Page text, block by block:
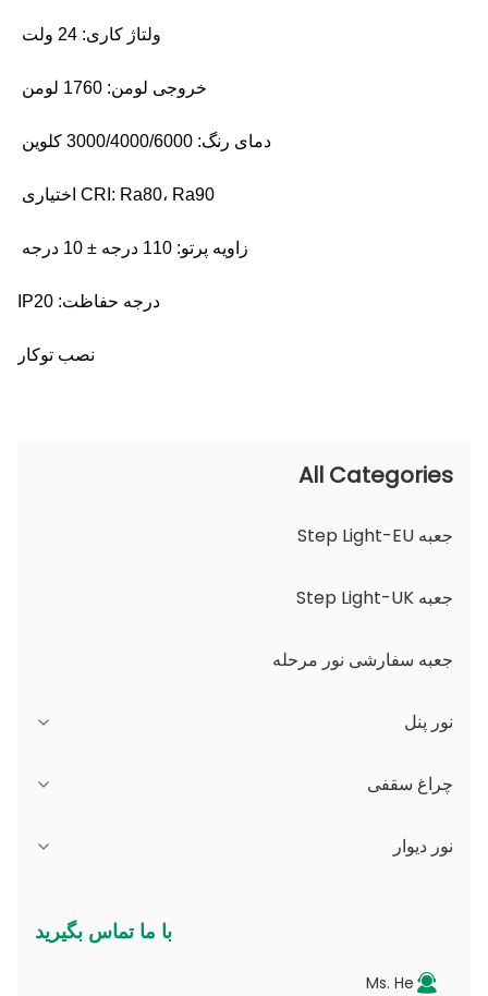
ولتاژ کاری: 24 ولت
خروجی لومن: 1760 لومن
دمای رنگ: 3000/4000/6000 کلوین
CRI: Ra80، Ra90 اختیاری
زاویه پرتو: 110 درجه ± 10 درجه
درجه حفاظت: IP20
نصب توکار
All Categories
جعبه Step Light-EU
جعبه Step Light-UK
جعبه سفارشی نور مرحله
نور پنل
سری JDL
سری DSDL
سری MDL
چراغ سقفی
سری JCL
سری PV
نور دیوار
تغییر
با ما تماس بگیرید
Ms. He